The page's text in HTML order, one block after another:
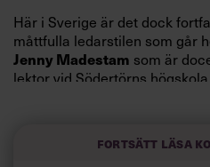
Här i Sverige är det dock
måttfulla ledarstilen som går
Jenny Madestam som är
lektor vid Södertörns högskola.
kompetenta och stå med
Fortsätt läsa